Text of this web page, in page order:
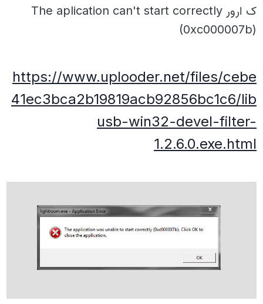
ک ارور The aplication can't start correctly
(0xc000007b)
https://www.uplooder.net/files/cebe
41ec3bca2b19819acb92856bc1c6/lib
usb-win32-devel-filter-
1.2.6.0.exe.html